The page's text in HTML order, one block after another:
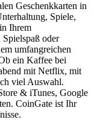
Geschenkkarten in
Spiele,
Ihrem
oder
umfangreichen
ein Kaffee bei
mit Netflix, mit
viel Auswahl.
& iTunes, Google
CoinGate ist Ihr